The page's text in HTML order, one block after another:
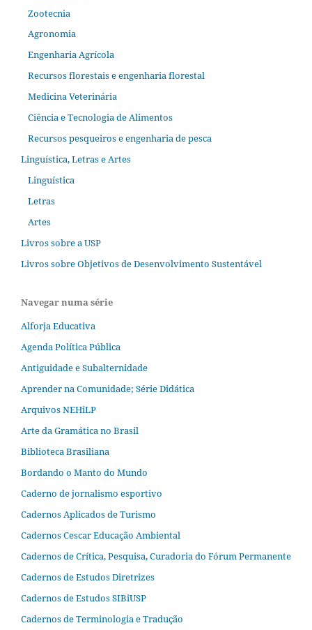
Zootecnia
Agronomia
Engenharia Agrícola
Recursos florestais e engenharia florestal
Medicina Veterinária
Ciência e Tecnologia de Alimentos
Recursos pesqueiros e engenharia de pesca
Linguística, Letras e Artes
Linguística
Letras
Artes
Livros sobre a USP
Livros sobre Objetivos de Desenvolvimento Sustentável
Navegar numa série
Alforja Educativa
Agenda Política Pública
Antiguidade e Subalternidade
Aprender na Comunidade; Série Didática
Arquivos NEHiLP
Arte da Gramática no Brasil
Biblioteca Brasiliana
Bordando o Manto do Mundo
Caderno de jornalismo esportivo
Cadernos Aplicados de Turismo
Cadernos Cescar Educação Ambiental
Cadernos de Crítica, Pesquisa, Curadoria do Fórum Permanente
Cadernos de Estudos Diretrizes
Cadernos de Estudos SIBiUSP
Cadernos de Terminologia e Tradução